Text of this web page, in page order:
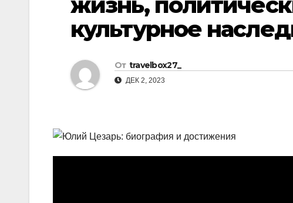
культурное
От travelbox27_
ДЕК 2, 2023